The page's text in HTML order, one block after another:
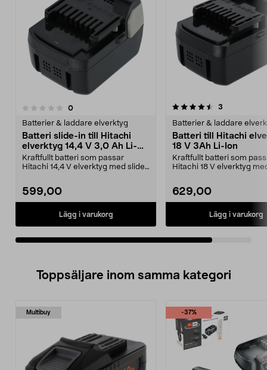
0recensioner
Batterier & laddare elverktyg
Batteri slide-in till Hitachi
elverktyg 14,4 V 3,0 Ah Li-
Ion
Kraftfullt batteri som passar
Hitachi 14,4 V elverktyg med slide-
599,00
Lägg i varukorg
4.5av 5 stjärnor 3
Batterier & laddare
Batteri till Hitachi
18 V 3Ah Li-Ion
Kraftfullt batteri som
Hitachi 18 V elverktyg
629,00
Lägg i varukorg
Toppsäljare inom samma kategori
Multibuy -37%